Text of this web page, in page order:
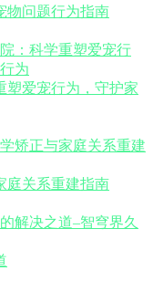
物问题行为指南
塑爱宠行为，守护家
庭关系重建指南